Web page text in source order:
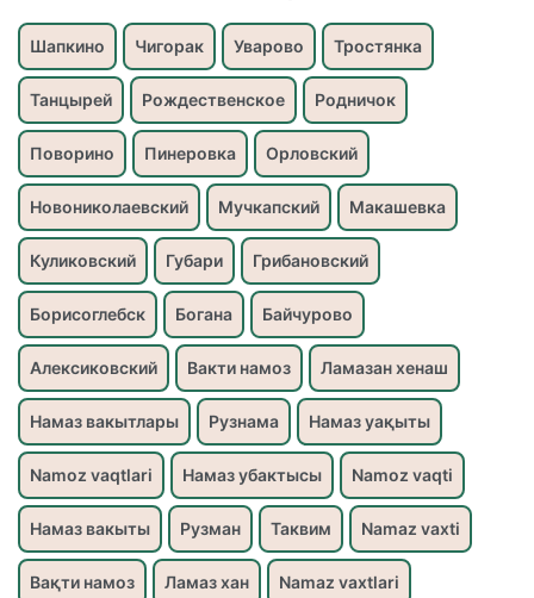
Шапкино Чигорак Уварово Тростянка
Танцырей Рождественское Родничок
Поворино Пинеровка Орловский
Новониколаевский Мучкапский Макашевка
Куликовский Губари Грибановский
Борисоглебск Богана Байчурово
Алексиковский Вакти намоз Ламазан хенаш
Намаз вакытлары Рузнама Намаз уақыты
Namoz vaqtlari Намаз убактысы Namoz vaqti
Намаз вакыты Рузман Таквим Namaz vaxti
Вақти намоз Ламаз хан Namaz vaxtlari